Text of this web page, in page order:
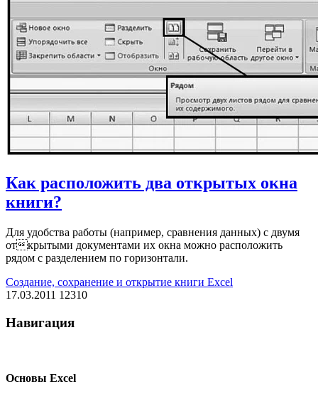
Как расположить два открытых окна
книги?
Для удобства работы (например, сравнения данных) с двумя
открытыми документами их окна можно расположить
рядом с разделением по горизонтали.
Создание, сохранение и открытие книги Excel
17.03.2011 12310
Навигация
Основы Excel